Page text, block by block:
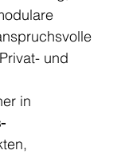
und
in